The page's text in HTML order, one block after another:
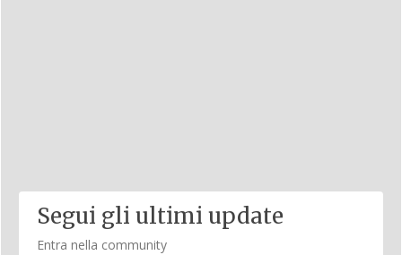
Segui gli ultimi update
Entra nella community